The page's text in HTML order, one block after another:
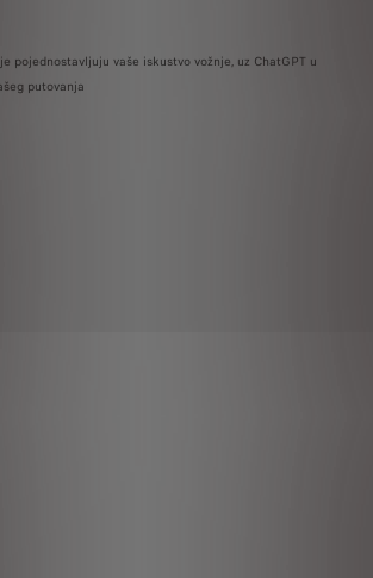
pojednostavljuju vaše iskustvo vožnje, uz ChatGPT u
putovanja